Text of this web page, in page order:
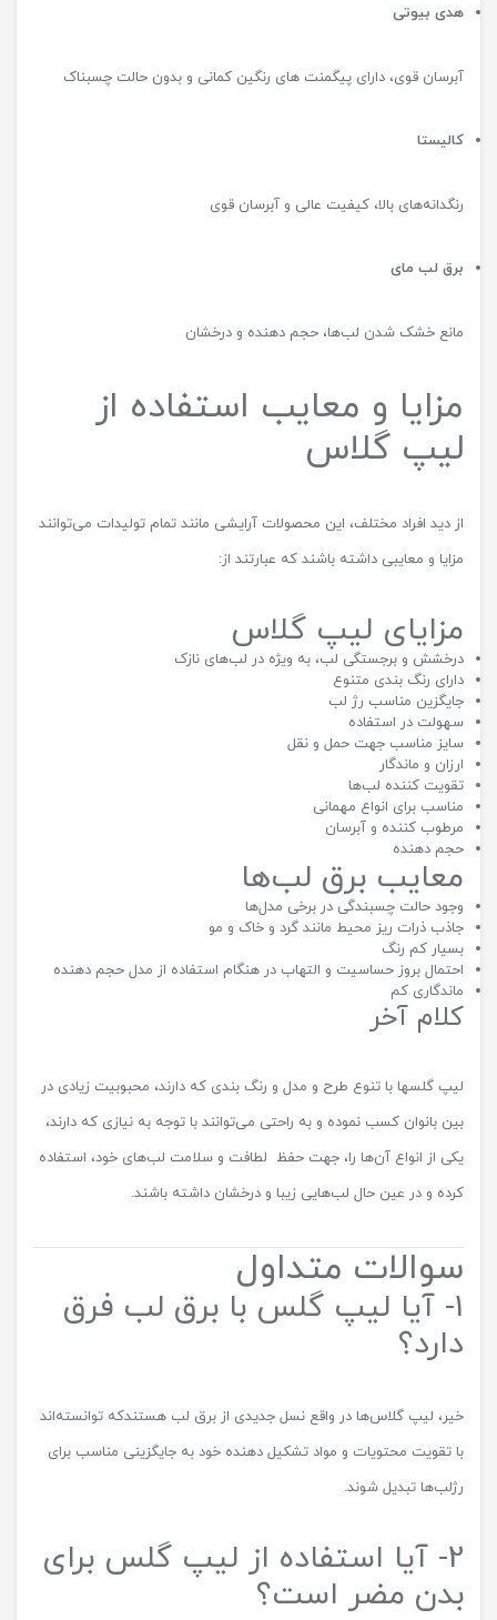
هدی بیوتی
آبرسان قوی، دارای پیگمنت های رنگین کمانی و بدون حالت چسبناک
کالیستا
رنگدانه‌های بالا، کیفیت عالی و آبرسان قوی
برق لب مای
مانع خشک شدن لب‌ها، حجم دهنده و درخشان
مزایا و معایب استفاده از
لیپ گلاس
از دید افراد مختلف، این محصولات آرایشی مانند تمام تولیدات می‌توانند
مزایا و معایبی داشته باشند که عبارتند از:
مزایای لیپ گلاس
درخشش و برجستگی لب، به ویژه در لب‌های نازک
دارای رنگ بندی متنوع
جایگزین مناسب رژ لب
سهولت در استفاده
سایز مناسب جهت حمل و نقل
ارزان و ماندگار
تقویت کننده لب‌ها
مناسب برای انواع مهمانی
مرطوب کننده و آبرسان
حجم دهنده
معایب برق لب‌ها
وجود حالت چسبندگی در برخی مدل‌ها
جاذب ذرات ریز محیط مانند گرد و خاک و مو
بسیار کم رنگ
احتمال بروز حساسیت و التهاب در هنگام استفاده از مدل حجم دهنده
ماندگاری کم
کلام آخر
لیپ گلس‎ها با تنوع طرح و مدل و رنگ بندی که دارند، محبوبیت زیادی در
بین بانوان کسب نموده و به راحتی می‌توانند با توجه به نیازی که دارند،
یکی از انواع آن‌ها را، جهت حفظ لطافت و سلامت لب‌های خود، استفاده
کرده و در عین حال لب‌هایی زیبا و درخشان داشته باشند.
سوالات متداول
1- آیا لیپ گلس با برق لب فرق
دارد؟
خیر، لیپ گلاس‌ها در واقع نسل جدیدی از برق لب هستندکه توانسته‌اند
با تقویت محتویات و مواد تشکیل دهنده خود به جایگزینی مناسب برای
رژلب‌ها تبدیل شوند.
2- آیا استفاده از لیپ گلس برای
بدن مضر است؟